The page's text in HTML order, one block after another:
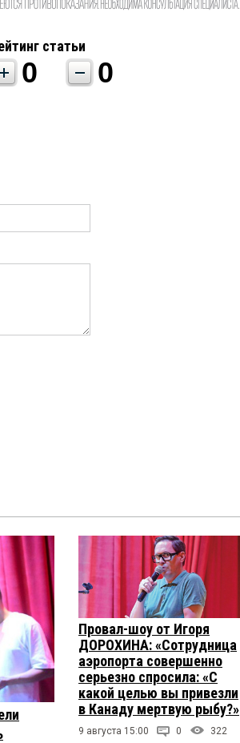
статьи
0 0
Провал-шоу от Игоря
ДОРОХИНА: «Сотрудница
аэропорта совершенно
серьезно спросила: «С
какой целью вы привезли
в Канаду мертвую рыбу?»
9 августа 15:00 0 322